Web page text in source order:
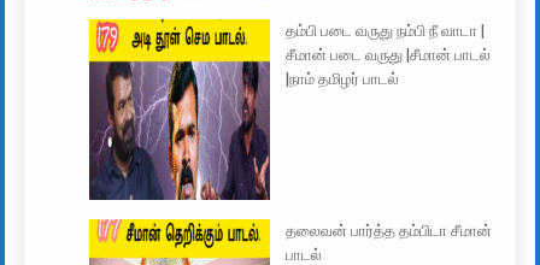
தம்பி படை வருது நம்பி நீ வாடா |
சீமான் படை வருது |சீமான் பாடல்
|நாம் தமிழர் பாடல்
தலைவன் பார்த்த தம்பிடா சீமான்
பாடல்